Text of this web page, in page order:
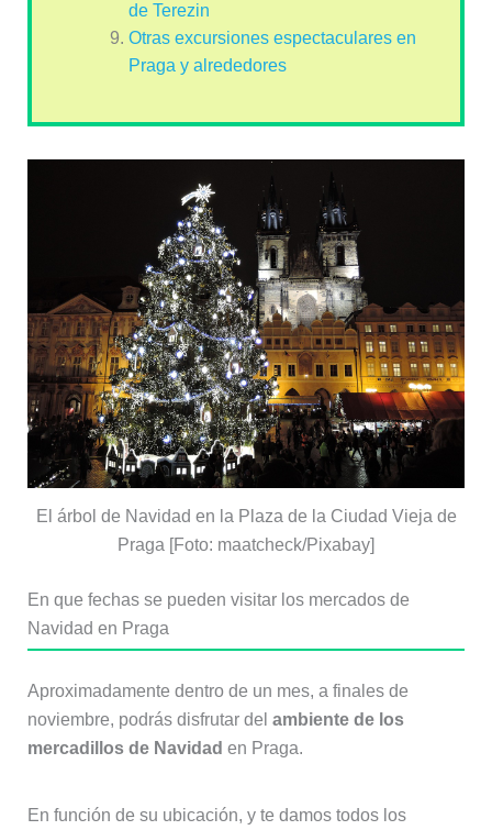
de Terezin
Otras excursiones espectaculares en
Praga y alrededores
El árbol de Navidad en la Plaza de la Ciudad Vieja de
Praga [Foto: maatcheck/Pixabay]
En que fechas se pueden visitar los mercados de
Navidad en Praga
Aproximadamente dentro de un mes, a finales de
noviembre, podrás disfrutar del ambiente de los
mercadillos de Navidad en Praga.
En función de su ubicación, y te damos todos los